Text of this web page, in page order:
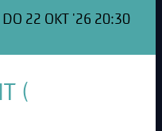
DO 22 OKT '26 20:30
(